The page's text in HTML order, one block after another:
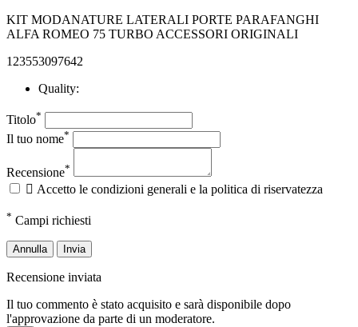
KIT MODANATURE LATERALI PORTE PARAFANGHI
ALFA ROMEO 75 TURBO ACCESSORI ORIGINALI
123553097642
Quality:
Titolo*
Il tuo nome*
Recensione*
 Accetto le condizioni generali e la politica di riservatezza
* Campi richiesti
Annulla Invia
Recensione inviata
Il tuo commento è stato acquisito e sarà disponibile dopo
l'approvazione da parte di un moderatore.